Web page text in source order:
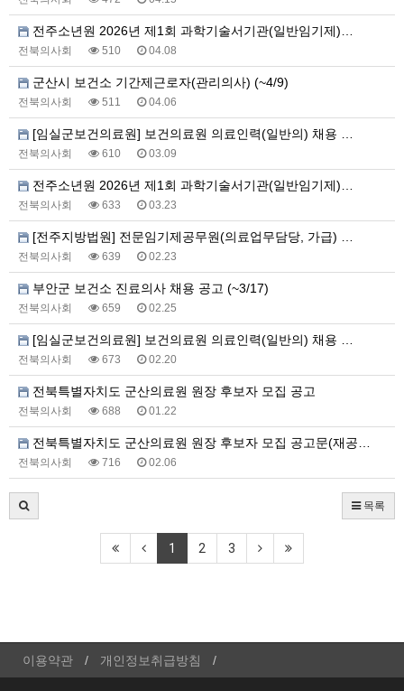
전주소년원 2026년 제1회 과학기술서기관(일반임기제)…
전북의사회 510 04.08
군산시 보건소 기간제근로자(관리의사) (~4/9)
전북의사회 511 04.06
[임실군보건의료원] 보건의료원 의료인력(일반의) 채용 …
전북의사회 610 03.09
전주소년원 2026년 제1회 과학기술서기관(일반임기제)…
전북의사회 633 03.23
[전주지방법원] 전문임기제공무원(의료업무담당, 가급) …
전북의사회 639 02.23
부안군 보건소 진료의사 채용 공고 (~3/17)
전북의사회 659 02.25
[임실군보건의료원] 보건의료원 의료인력(일반의) 채용 …
전북의사회 673 02.20
전북특별자치도 군산의료원 원장 후보자 모집 공고
전북의사회 688 01.22
전북특별자치도 군산의료원 원장 후보자 모집 공고문(재공…
전북의사회 716 02.06
목록
1 2 3
이용약관 개인정보취급방침